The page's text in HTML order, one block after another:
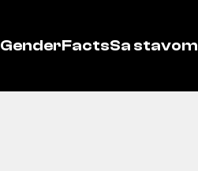
GenderFactsSa stavom